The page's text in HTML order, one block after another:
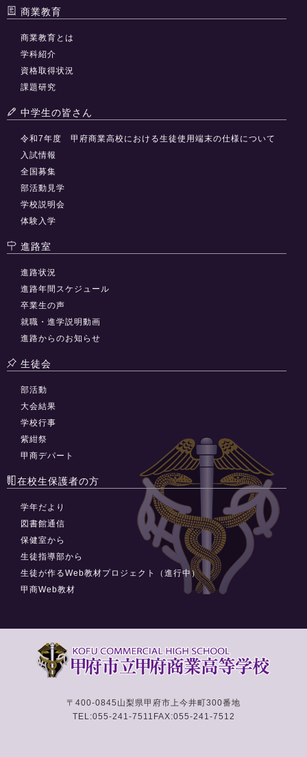
商業教育
商業教育とは
学科紹介
資格取得状況
課題研究
中学生の皆さん
令和7年度 甲府商業高校における生徒使用端末の仕様について
入試情報
全国募集
部活動見学
学校説明会
体験入学
進路室
進路状況
進路年間スケジュール
卒業生の声
就職・進学説明動画
進路からのお知らせ
生徒会
部活動
大会結果
学校行事
紫紺祭
甲商デパート
在校生保護者の方
学年だより
図書館通信
保健室から
生徒指導部から
生徒が作るWeb教材プロジェクト（進行中）
甲商Web教材
〒400-0845 山梨県甲府市上今井町300番地
TEL:055-241-7511 FAX:055-241-7512